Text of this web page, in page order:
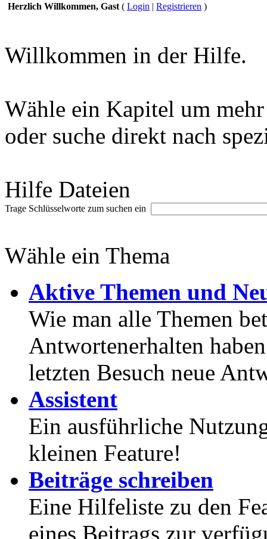
Herzlich Willkommen, Gast ( Login | Registrieren )
Willkommen in der Hilfe.
Wähle ein Kapitel um
oder suche direkt nach
Hilfe Dateien
Trage Schlüsselworte zum suchen ein
Wähle ein Thema
Aktive Themen und
Wie man alle Themen
Antwortenerhalten
letzten Besuch neue
Assistent
Ein ausführliche
kleinen Feature!
Beiträge schreiben
Eine Hilfeliste zu den
eines Beitrags zur